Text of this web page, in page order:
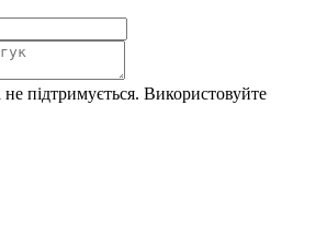
підтримується. Використовуйте